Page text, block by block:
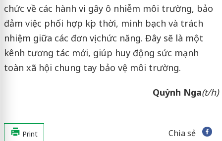
chức về các hành vi gây ô nhiễm môi trường, bảo
đảm việc phối hợp kịp thời, minh bạch và trách
nhiệm giữa các đơn vị chức năng. Đây sẽ là một
kênh tương tác mới, giúp huy động sức mạnh
toàn xã hội chung tay bảo vệ môi trường.
Quỳnh Nga(t/h)
Print Chia sẻ